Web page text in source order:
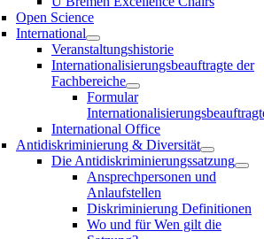
Open Science
International
Veranstaltungshistorie
Internationalisierungsbeauftragte der
Fachbereiche
Formular
International Office
Antidiskriminierung & Diversität
Die Antidiskriminierungssatzung
Ansprechpersonen und
Anlaufstellen
Diskriminierung Definitionen
Wo und für Wen gilt die